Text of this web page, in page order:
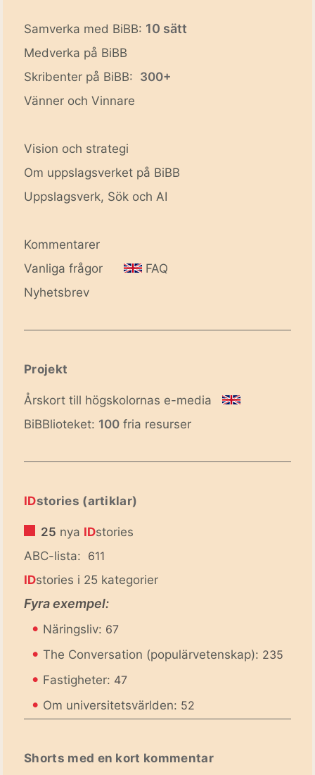
Samverka med BiBB: 10 sätt
Medverka på BiBB
Skribenter på BiBB: 300+
Vänner och Vinnare
Vision och strategi
Om uppslagsverket på BiBB
Uppslagsverk, Sök och AI
Kommentarer
Vanliga frågor
FAQ
Nyhetsbrev
Projekt
Årskort till högskolornas e-media
BiBBlioteket: 100 fria resurser
IDstories (artiklar)
25 nya IDstories
ABC-lista: 611
IDstories i 25 kategorier
Fyra exempel:
• Näringsliv: 67
• The Conversation (populärvetenskap): 235
• Fastigheter: 47
• Om universitetsvärlden: 52
Shorts med en kort kommentar